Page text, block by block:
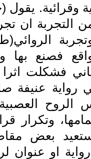
وقرائية. يقول
التجربة ان
فصنع بها
فشكلت اثرا
رواية عنيفة
الروح
وتكرار
بعض
او عنوان